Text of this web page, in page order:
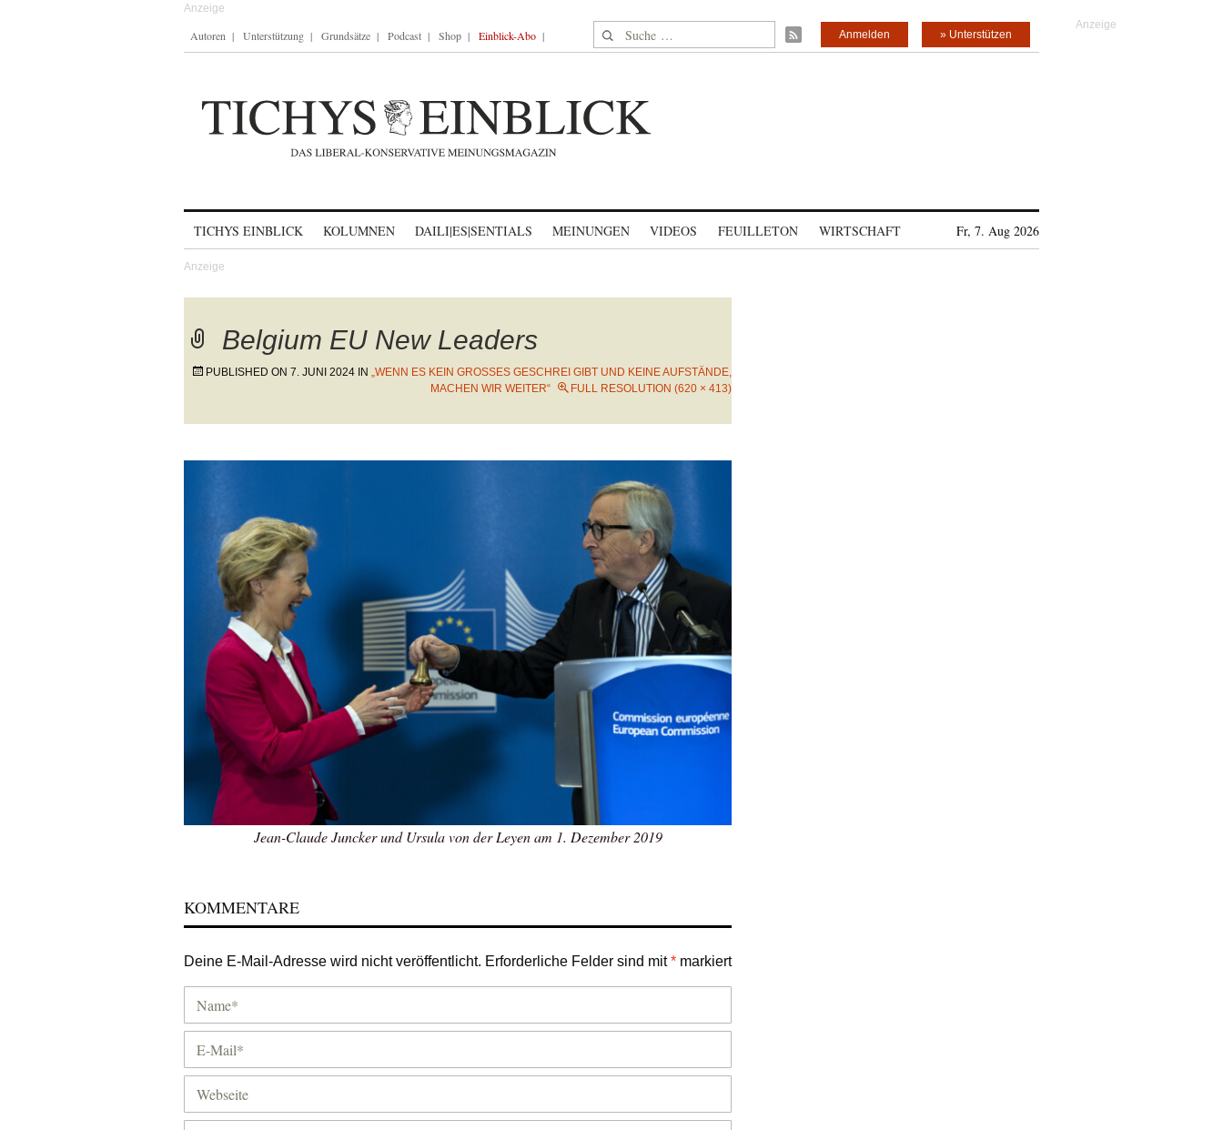
Autoren Unterstützung Grundsätze Podcast Shop Einblick-Abo Suche nach: » Unterstützen
Anmelden
TICHYS EINBLICK KOLUMNEN DAILI|ES|SENTIALS MEINUNGEN VIDEOS FEUILLETON WIRTSCHAFT Fr, 7. Aug 2026
Belgium EU New Leaders
PUBLISHED ON 7. JUNI 2024 IN „WENN ES KEIN GROSSES GESCHREI GIBT UND KEINE AUFSTÄNDE, M
ACHEN WIR WEITER“
FULL RESOLUTION (620 × 413)
Jean-Claude Juncker und Ursula von der Leyen am 1. Dezember 2019
KOMMENTARE
Deine E-Mail-Adresse wird nicht veröffentlicht. Erforderliche Felder sind mit* markiert